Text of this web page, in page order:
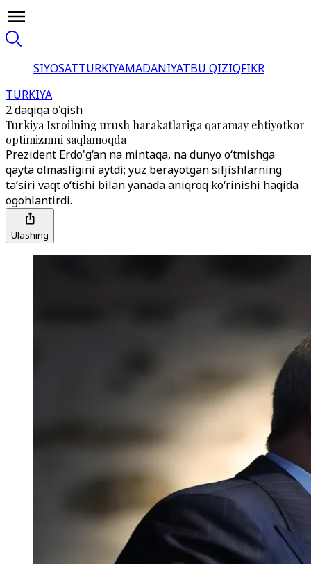
SIYOSATTURKIYAMADANIYATBU QIZIQFIKR
TURKIYA
2 daqiqa o'qish
Turkiya Isroilning urush harakatlariga qaramay ehtiyotkor
optimizmni saqlamoqda
Prezident Erdo'g‘an na mintaqa, na dunyo o‘tmishga
qayta olmasligini aytdi; yuz berayotgan siljishlarning
ta’siri vaqt o‘tishi bilan yanada aniqroq ko‘rinishi haqida
ogohlantirdi.
Ulashing